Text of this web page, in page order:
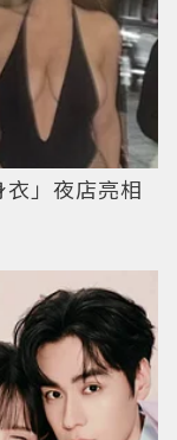
」夜店亮相